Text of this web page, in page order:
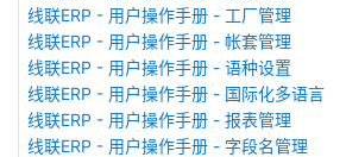
线联ERP - 用户操作手册 - 工厂管理
线联ERP - 用户操作手册 - 帐套管理
线联ERP - 用户操作手册 - 语种设置
线联ERP - 用户操作手册 - 国际化多语言
线联ERP - 用户操作手册 - 报表管理
线联ERP - 用户操作手册 - 字段名管理